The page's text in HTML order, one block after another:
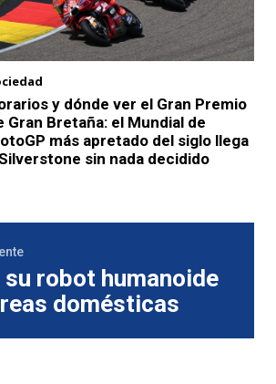
y dónde ver el Gran Premio
Gran Bretaña: el Mundial de
más apretado del siglo llega
sin nada decidido
robot humanoide
domésticas